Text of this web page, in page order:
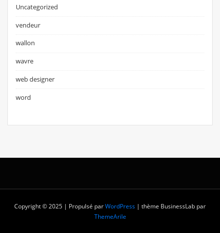
Uncategorized
vendeur
wallon
wavre
web designer
word
Copyright © 2025 | Propulsé parWordPress | thème BusinessLab par
ThemeArile